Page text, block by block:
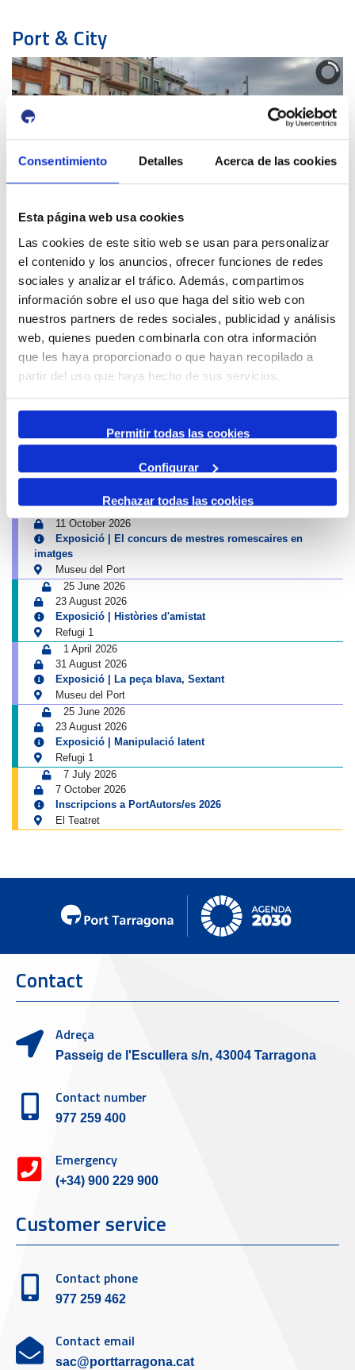
Consentimiento Detalles Acerca de las cookies
Esta página web usa cookies
Las cookies de este sitio web se usan para personalizar
el contenido y los anuncios, ofrecer funciones de redes
sociales y analizar el tráfico. Además, compartimos
información sobre el uso que haga del sitio web con
nuestros partners de redes sociales, publicidad y análisis
web, quienes pueden combinarla con otra información
que les haya proporcionado o que hayan recopilado a
partir del uso que haya hecho de sus servicios.
Permitir todas las cookies
Configurar
Rechazar todas las cookies
Port & City
THE PORT’S SURROUNDING AREA
Traffic warning
12 August 2026
13 August 2026
16:00-01:00
Tancament accés Km 0| Eclipsi solar
Km 0
Next cultural events of Port & City
13 September 2026
Exposició | Biennal d'Art contemporani gastronòmic de
Cambrils
10 July 2026
Exposició | Boscos. Cartografies del temps i del gest
26 June 2026
11 October 2026
Exposició | El concurs de mestres romescaires en
imatges
Museu del Port
25 June 2026
23 August 2026
Exposició | Històries d'amistat
Refugi 1
1 April 2026
31 August 2026
Exposició | La peça blava, Sextant
Museu del Port
25 June 2026
23 August 2026
Exposició | Manipulació latent
Refugi 1
7 July 2026
7 October 2026
Inscripcions a PortAutors/es 2026
El Teatret
Contact
Adreça
Passeig de l'Escullera s/n, 43004 Tarragona
Contact number
977 259 400
Emergency
(+34) 900 229 900
Customer service
Contact phone
977 259 462
Contact email
sac@porttarragona.cat